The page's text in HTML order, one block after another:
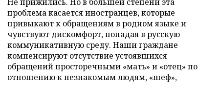
проблема касается иностранцев, которые
привыкают к обращениям в родном языке и
чувствуют дискомфорт, попадая в русскую
коммуникативную среду. Наши граждане
компенсируют отсутствие устоявшихся
обращений просторечными «мать» и «отец» по
отношению к незнакомым людям, «шеф»,